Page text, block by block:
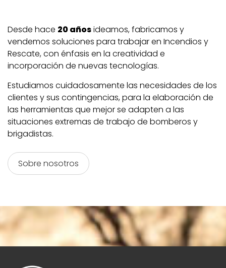
Desde hace 20añosideamos, fabricamos y
vendemos soluciones para trabajar en Incendios y
Rescate, con énfasis en la creatividad e
incorporación de nuevas tecnologías.
Estudiamos cuidadosamente las necesidades de los
clientes y sus contingencias, para la elaboración de
las herramientas que mejor se adapten a las
situaciones extremas de trabajo de bomberos y
brigadistas.
Sobre nosotros